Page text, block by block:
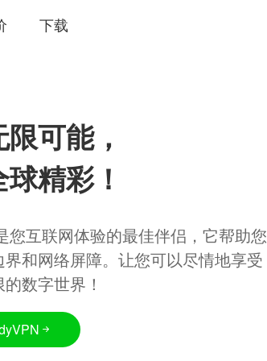
下载
可能，
精彩！
您互联网体验的最佳伴侣，它帮助您
界和网络屏障。让您可以尽情地享受
数字世界！